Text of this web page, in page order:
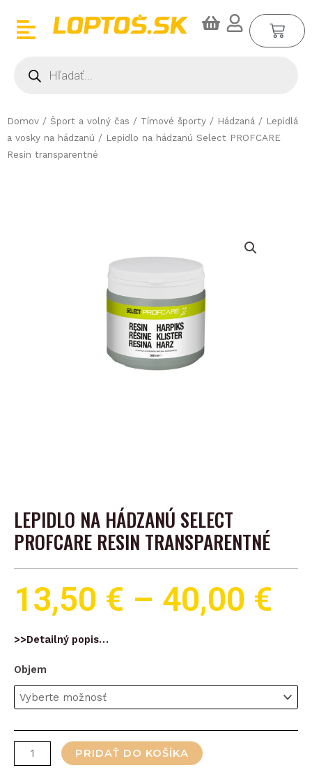
Domov / Šport a volný čas / Tímové športy / Hádzaná / Lepidlá
a vosky na hádzanú / Lepidlo na hádzanú Select PROFCARE
Resin transparentné
LEPIDLO NA HÁDZANÚ SELECT
PROFCARE RESIN TRANSPARENTNÉ
13,50 € – 40,00 €
>>Detailný popis…
Objem
množstvo
Lepidlo
na
Select
PROFCARE
PRIDAŤ DO KOŠÍKA